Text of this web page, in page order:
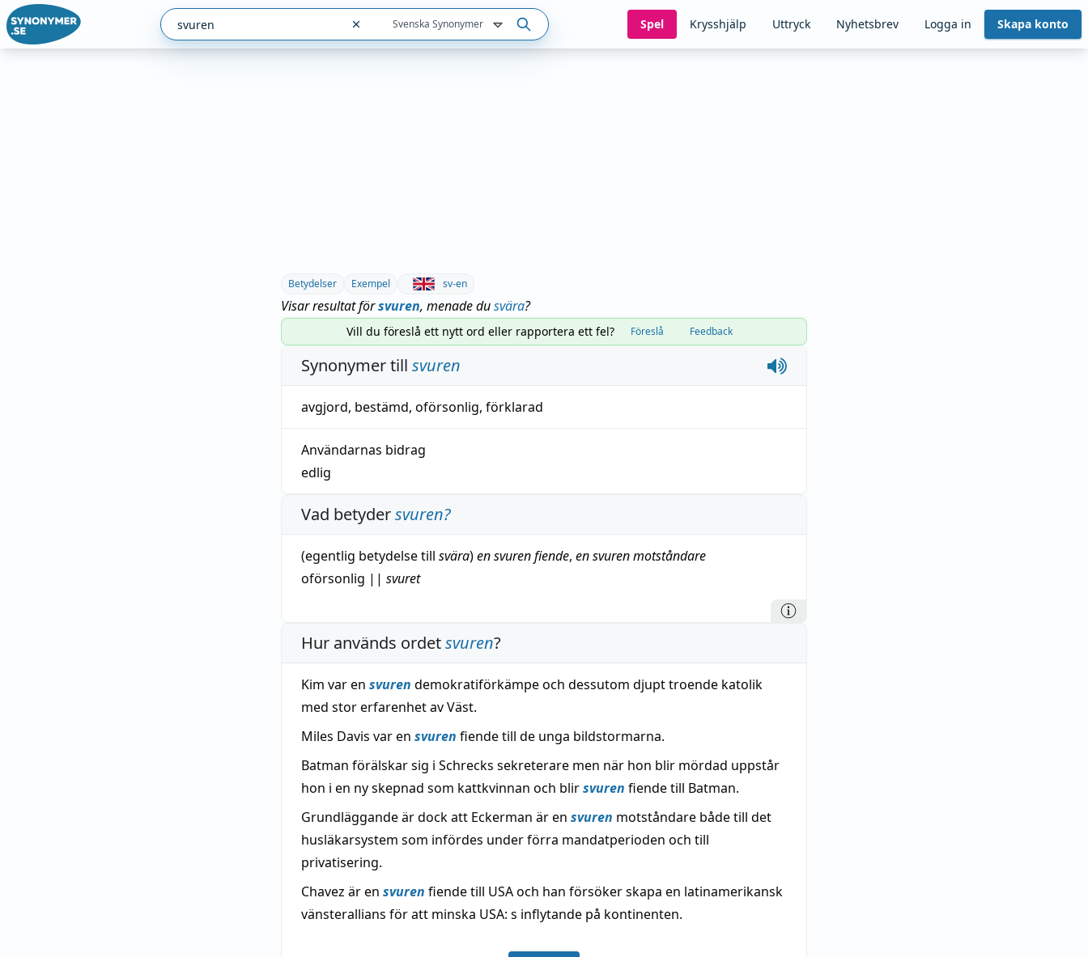
Svenska Synonymer Spel Krysshjälp Uttryck Nyhetsbrev Logga in Skapa konto
Betydelser Exempel sv-en
Visar resultat försvuren, menade dusvära?
Vill du föreslå ett nytt ord eller rapportera ett fel? Föreslå Feedback
Synonymer till svuren
avgjord, bestämd, oförsonlig, förklarad
Användarnas bidrag
edlig
Vad betydersvuren?
(egentlig betydelse till svära)en svurenfiende, en svurenmotståndare
oförsonlig || svuret
Hur används ordetsvuren?
Kim var en svuren demokratiförkämpe och dessutom djupt troende katolik
med stor erfarenhet av Väst.
Miles Davis var en svuren fiende till de unga bildstormarna.
Batman förälskar sig i Schrecks sekreterare men när hon blir mördad uppstår
hon i en ny skepnad som kattkvinnan och blirsvuren fiende till Batman.
Grundläggande är dock att Eckerman är en svuren motståndare både till det
husläkarsystem som infördes under förra mandatperioden och till
privatisering.
Chavez är en svuren fiende till USA och han försöker skapa en latinamerikansk
vänsterallians för att minska USA: s inflytande på kontinenten.